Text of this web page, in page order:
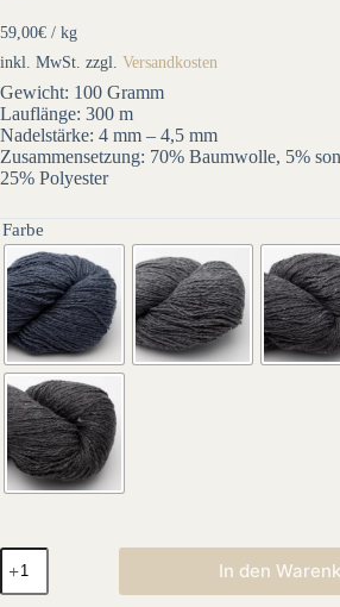
59,00€ / kg
inkl. MwSt. zzgl. Versandkosten
Gewicht: 100 Gramm
Lauflänge: 300 m
Nadelstärke: 4 mm – 4,5 mm
Zusammensetzung: 70% Baumwolle, 5%
25% Polyester
Farbe
Reborn
JEANS
Menge
In den